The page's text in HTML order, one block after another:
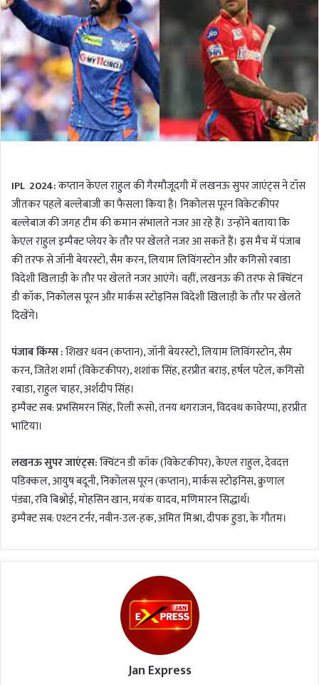
o
w
o
n
T
w
i
t
t
r
a
n
e
m
a
i
IPL 2024:कप्तान केएल राहुल की गैरमौजूदगी में लखनऊ सुपर जाएंट्स ने टॉस
जीतकर पहले बल्लेबाजी का फैसला किया है। निकोलस पूरन विकेटकीपर
बल्लेबाज की जगह टीम की कमान संभालते नजर आ रहे हैं। उन्होंने बताया कि
केएल राहुल इम्पैक्ट प्लेयर के तौर पर खेलते नजर आ सकते हैं। इस मैच में पंजाब
की तरफ से जॉनी बेयरस्टो, सैम करन, लियाम लिविंगस्टोन और कगिसो रबाडा
विदेशी खिलाड़ी के तौर पर खेलते नजर आएंगे। वहीं, लखनऊ की तरफ से क्विंटन
डी कॉक, निकोलस पूरन और मार्कस स्टोइनिस विदेशी खिलाड़ी के तौर पर खेलते
दिखेंगे।
पंजाब किंग्स :शिखर धवन (कप्तान), जॉनी बेयरस्टो, लियाम लिविंगस्टोन, सैम
करन, जितेश शर्मा (विकेटकीपर), शशांक सिंह, हरप्रीत बराड़, हर्षल पटेल, कगिसो
रबाडा, राहुल चाहर, अर्शदीप सिंह।
इम्पैक्ट सब: प्रभसिमरन सिंह, रिली रूसो, तनय थगराजन, विदवथ कावेरप्पा, हरप्रीत
भाटिया।
लखनऊ सुपर जाएंट्स:क्विंटन डी कॉक (विकेटकीपर), केएल राहुल, देवदत्त
पडिक्कल, आयुष बदूनी, निकोलस पूरन (कप्तान), मार्कस स्टोइनिस, क्रुणाल
पंड्या, रवि बिश्नोई, मोहसिन खान, मयंक यादव, मणिमारन सिद्धार्थ।
इम्पैक्ट सब: एश्टन टर्नर, नवीन-उल-हक, अमित मिश्रा, दीपक हुडा, के गौतम।
Jan Express